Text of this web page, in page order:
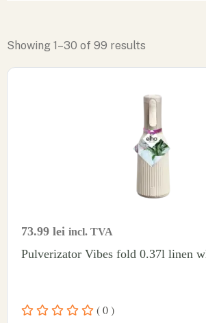
Showing 1–30 of 99 results
73.99 lei incl. TVA
Pulverizator Vibes fold 0.37l linen
( 0 )